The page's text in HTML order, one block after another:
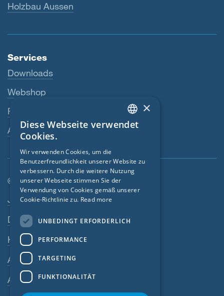
Holzbau Aussen
Services
Downloads
Webshop
Fachhändler
Ansprechperson
© SIGA 2026
Footer-Navigation
Jobs
Datenschutz
Kontakt
AGB
AEB
ENGLISH
FRENCH
CZECH
×
Diese Webseite verwendet
Cookies.
Wir verwenden Cookies, um die
Benutzerfreundlichkeit unserer Website zu
verbessern. Durch die weitere Nutzung
unserer Webseite stimmen Sie der
Verwendung von Cookies gemäß unserer
Cookie-Richtlinie zu. Read more
UNBEDINGT ERFORDERLICH
PERFORMANCE
TARGETING
FUNKTIONALITÄT